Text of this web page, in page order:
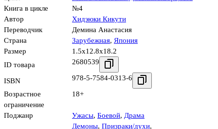
Книга в цикле
№4
Автор
Хидэюки Кикути
Переводчик
Демина Анастасия
Страна
Зарубежная, Япония
Размер
1.5x12.8x18.2
ID товара
2680539
ISBN 978-5-7584-0313-6
Возрастное
ограничение
18+
Поджанр Ужасы, Боевой, Драма
Демоны, Призраки/духи,